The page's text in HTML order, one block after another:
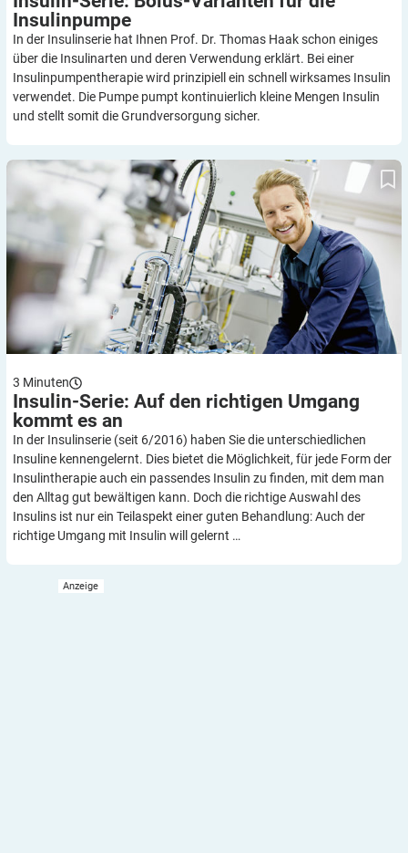
Insulinpumpe
In der Insulinserie hat Ihnen Prof. Dr. Thomas Haak schon einiges
über die Insulinarten und deren Verwendung erklärt. Bei einer
Insulinpumpentherapie wird prinzipiell ein schnell wirksames Insulin
verwendet. Die Pumpe pumpt kontinuierlich kleine Mengen Insulin
und stellt somit die Grundversorgung sicher.
Insulin-Serie: Auf den richtigen Umgang kommt es an
3 Minuten
Insulin-Serie: Auf den richtigen Umgang
kommt es an
In der Insulinserie (seit 6/2016) haben Sie die unterschiedlichen
Insuline kennengelernt. Dies bietet die Möglichkeit, für jede Form der
Insulintherapie auch ein passendes Insulin zu finden, mit dem man
den Alltag gut bewältigen kann. Doch die richtige Auswahl des
Insulins ist nur ein Teilaspekt einer guten Behandlung: Auch der
richtige Umgang mit Insulin will gelernt …